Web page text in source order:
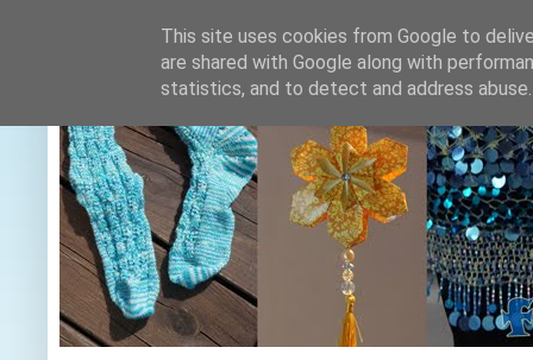
This site uses cookies from Google to
are shared with Google along with
statistics, and to detect and address abuse.